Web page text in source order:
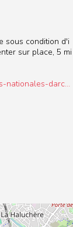
sous condition d'i
sur place, 5 mi
nationales-darchi